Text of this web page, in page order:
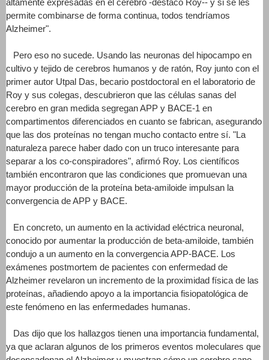
permite combinarse de forma continua, todos tendríamos
Alzheimer".
Pero eso no sucede. Usando las neuronas del hipocampo en
cultivo y tejido de cerebros humanos y de ratón, Roy junto con el
primer autor Utpal Das, becario postdoctoral en el laboratorio de
Roy y sus colegas, descubrieron que las células sanas del
cerebro en gran medida segregan APP y BACE-1 en
compartimentos diferenciados en cuanto se fabrican, asegurando
que las dos proteínas no tengan mucho contacto entre sí. "La
naturaleza parece haber dado con un truco interesante para
separar a los co-conspiradores", afirmó Roy. Los científicos
también encontraron que las condiciones que promuevan una
mayor producción de la proteína beta-amiloide impulsan la
convergencia de APP y BACE.
En concreto, un aumento en la actividad eléctrica neuronal,
conocido por aumentar la producción de beta-amiloide, también
condujo a un aumento en la convergencia APP-BACE. Los
exámenes postmortem de pacientes con enfermedad de
Alzheimer revelaron un incremento de la proximidad física de las
proteínas, añadiendo apoyo a la importancia fisiopatológica de
este fenómeno en las enfermedades humanas.
Das dijo que los hallazgos tienen una importancia fundamental,
ya que aclaran algunos de los primeros eventos moleculares que